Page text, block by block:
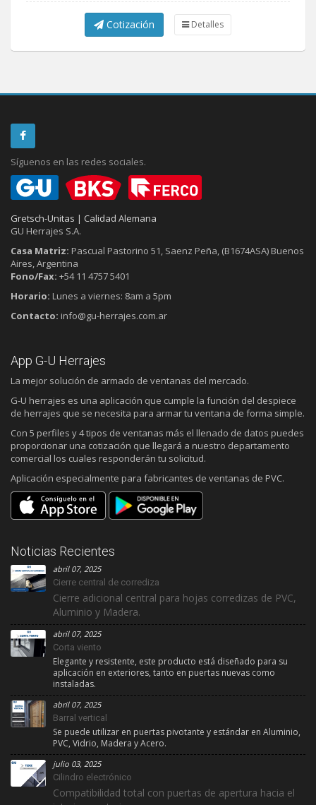
Cotización Detalles
Síguenos en las redes sociales.
Gretsch-Unitas | Calidad Alemana
GU Herrajes S.A.
Casa Matriz: Pascual Pastorino 51, Saenz Peña, (B1674ASA) Buenos
Aires, Argentina
Fono/Fax: +54 11 4757 5401
Horario: Lunes a viernes: 8am a 5pm
Contacto: info@gu-herrajes.com.ar
App G-U Herrajes
La mejor solución de armado de ventanas del mercado.
G-U herrajes es una aplicación que cumple la función del despiece
de herrajes que se necesita para armar tu ventana de forma simple.
Con 5 perfiles y 4 tipos de ventanas más el llenado de datos puedes
proporcionar una cotización que llegará a nuestro departamento
comercial los cuales responderán tu solicitud.
Aplicación especialmente para fabricantes de ventanas de PVC.
Noticias Recientes
abril 07, 2025
Cierre central de corrediza
Cierre adicional central para hojas corredizas de PVC,
Aluminio y Madera.
abril 07, 2025
Corta viento
Elegante y resistente, este producto está diseñado para su
aplicación en exteriores, tanto en puertas nuevas como
instaladas.
abril 07, 2025
Barral vertical
Se puede utilizar en puertas pivotante y estándar en Aluminio,
PVC, Vidrio, Madera y Acero.
julio 03, 2025
Cilindro electrónico
Compatibilidad total con puertas de apertura hacia el